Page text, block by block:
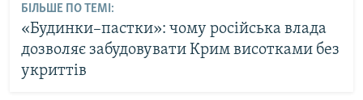
БІЛЬШЕ ПО ТЕМІ:
«Будинки–пастки»: чому російська влада
дозволяє забудовувати Крим висотками без
укриттів